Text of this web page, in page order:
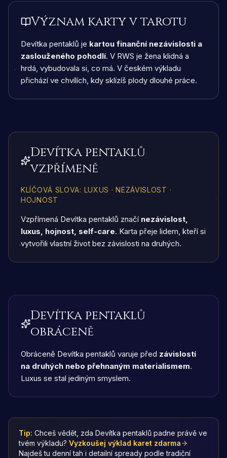
Význam karty v tarotu
Devítka pentaklů je kartou finanční nezávislosti a
zaslouženého pohodlí. V RWS je žena klidná a
hrdá, vybudovala si, co má. V českém výkladu
přichází ve chvílích, kdy sklízíš plody dlouhé práce.
Devítka pentaklů
vzpřímeně
KLÍČOVÁ SLOVA: LUXUS · NEZÁVISLOST ·
HOJNOST
Vzpřímená Devítka pentaklů značí nezávislost,
luxus, hojnost, self-care. Karta přeje lidem, kteří si
vytvořili vlastní život bez závislosti na druhých.
Devítka pentaklů
obráceně
Obráceně Devítka pentaklů varuje před závislostí
na druhých nebo přehnaným materialismem.
Luxus se stal jediným smyslem.
Tip: Chceš vědět, zda Devítka pentaklů padne právě ve
tvém výkladu? Vyzkoušej výklad karet zdarma
Najdeš tu denní tah i detailní spready podle tradiční